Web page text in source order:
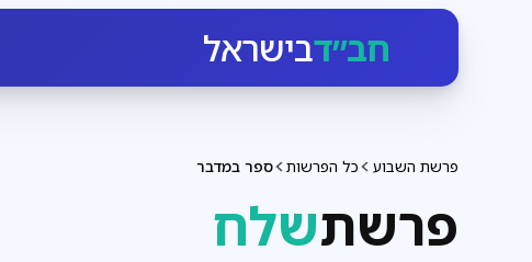
חב״דבישראל
פרשת השבוע כל הפרשות ספר במדבר
פרשתשלח